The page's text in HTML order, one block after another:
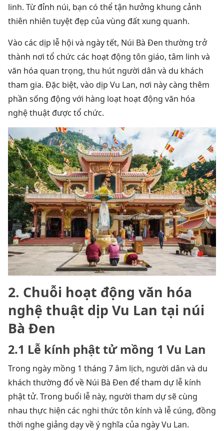
linh. Từ đỉnh núi, bạn có thể tận hưởng khung cảnh
thiên nhiên tuyệt đẹp của vùng đất xung quanh.
Vào các dịp lễ hội và ngày tết, Núi Bà Đen thường trở
thành nơi tổ chức các hoạt động tôn giáo, tâm linh và
văn hóa quan trọng, thu hút người dân và du khách
tham gia. Đặc biệt, vào dịp Vu Lan, nơi này càng thêm
phần sống động với hàng loạt hoạt động văn hóa
nghệ thuật được tổ chức.
2. Chuỗi hoạt động văn hóa
nghệ thuật dịp Vu Lan tại núi
Bà Đen
2.1 Lễ kính phật tử mồng 1 Vu Lan
Trong ngày mồng 1 tháng 7 âm lịch, người dân và du
khách thường đổ về Núi Bà Đen để tham dự lễ kính
phật tử. Trong buổi lễ này, người tham dự sẽ cùng
nhau thực hiện các nghi thức tôn kính và lễ cúng, đồng
thời nghe giảng dạy về ý nghĩa của ngày Vu Lan.